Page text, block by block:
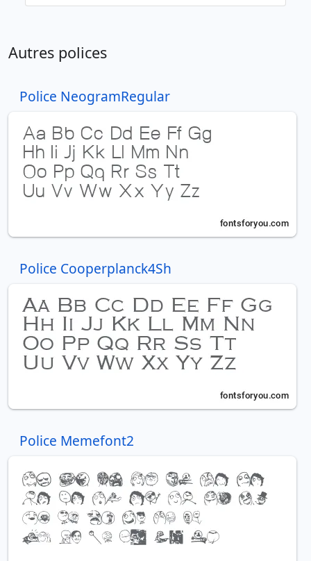
Autres polices
Police NeogramRegular
Police Cooperplanck4Sh
Police Memefont2